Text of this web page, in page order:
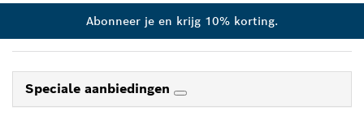
Abonneer je en krijg 10% korting.
Speciale aanbiedingen